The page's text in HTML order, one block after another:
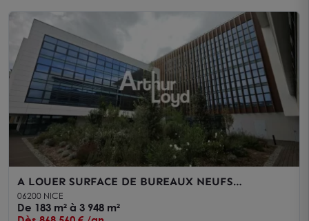
A LOUER SURFACE DE BUREAUX NEUFS
AMENAGES DANS IMMEUBLE DERNIERE
GENERATION
06200 NICE
De 183 m² à 3 948 m²